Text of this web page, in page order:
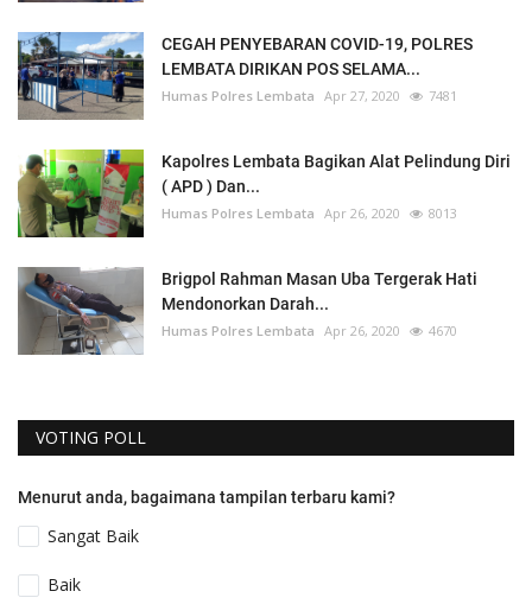
CEGAH PENYEBARAN COVID-19, POLRES
LEMBATA DIRIKAN POS SELAMA...
Humas Polres Lembata Apr 27, 2020 7481
Kapolres Lembata Bagikan Alat Pelindung Diri
( APD ) Dan...
Humas Polres Lembata Apr 26, 2020 8013
Brigpol Rahman Masan Uba Tergerak Hati
Mendonorkan Darah...
Humas Polres Lembata Apr 26, 2020 4670
VOTING POLL
Menurut anda, bagaimana tampilan terbaru kami?
Sangat Baik
Baik